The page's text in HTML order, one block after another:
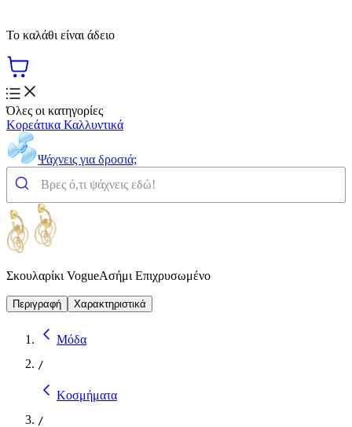
Το καλάθι είναι άδειο
Όλες οι κατηγορίες
Κορεάτικα Καλλυντικά
Ψάχνεις για δροσιά;
Σκουλαρίκι VogueΑσήμι Επιχρυσωμένο
Περιγραφή Χαρακτηριστικά
Μόδα
/
Κοσμήματα
/